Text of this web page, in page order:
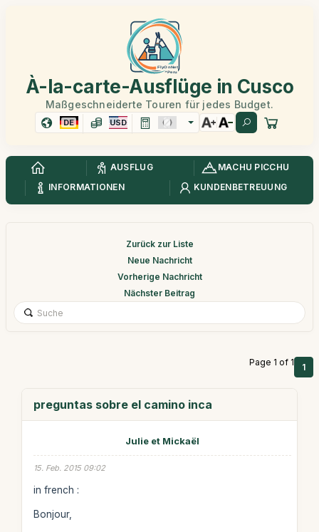
À-la-carte-Ausflüge in Cusco
Maßgeschneiderte Touren für jedes Budget.
DE USD
AUSFLUG
MACHU PICCHU
INFORMATIONEN
KUNDENBETREUUNG
Zurück zur Liste
Neue Nachricht
Vorherige Nachricht
Nächster Beitrag
Page 1 of 1 1
preguntas sobre el camino inca
Julie et Mickaël
15. Feb. 2015 09:02
in french :
Bonjour,